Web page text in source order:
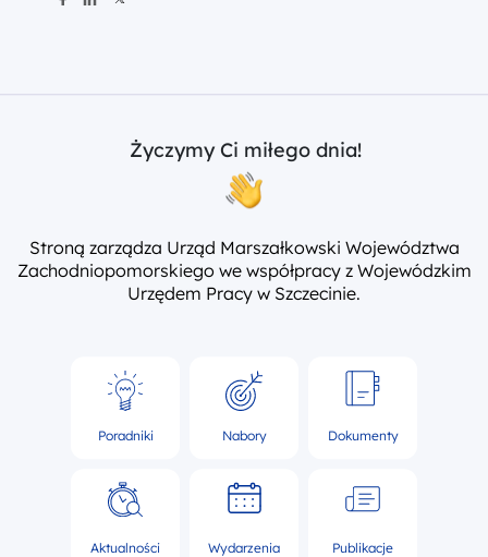
Życzymy Ci miłego dnia!
Stroną zarządza Urząd Marszałkowski Województwa
Zachodniopomorskiego we współpracy z Wojewódzkim
Urzędem Pracy w Szczecinie.
Poradniki Nabory Dokumenty
Aktualności Wydarzenia Publikacje